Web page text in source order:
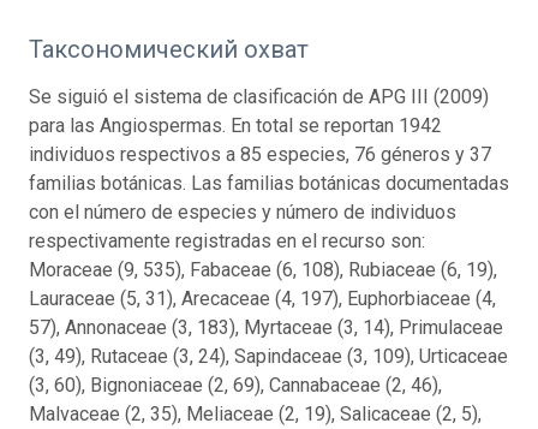
Таксономический охват
Se siguió el sistema de clasificación de APG III (2009)
para las Angiospermas. En total se reportan 1942
individuos respectivos a 85 especies, 76 géneros y 37
familias botánicas. Las familias botánicas documentadas
con el número de especies y número de individuos
respectivamente registradas en el recurso son:
Moraceae (9, 535), Fabaceae (6, 108), Rubiaceae (6, 19),
Lauraceae (5, 31), Arecaceae (4, 197), Euphorbiaceae (4,
57), Annonaceae (3, 183), Myrtaceae (3, 14), Primulaceae
(3, 49), Rutaceae (3, 24), Sapindaceae (3, 109), Urticaceae
(3, 60), Bignoniaceae (2, 69), Cannabaceae (2, 46),
Malvaceae (2, 35), Meliaceae (2, 19), Salicaceae (2, 5),